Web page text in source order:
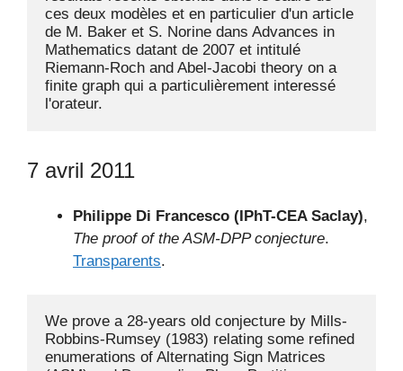
ces deux modèles et en particulier d'un article
de M. Baker et S. Norine dans Advances in
Mathematics datant de 2007 et intitulé
Riemann-Roch and Abel-Jacobi theory on a
finite graph qui a particulièrement interessé
l'orateur.
7 avril 2011
Philippe Di Francesco (IPhT-CEA Saclay),
The proof of the ASM-DPP conjecture.
Transparents.
We prove a 28-years old conjecture by Mills-
Robbins-Rumsey (1983) relating some refined
enumerations of Alternating Sign Matrices